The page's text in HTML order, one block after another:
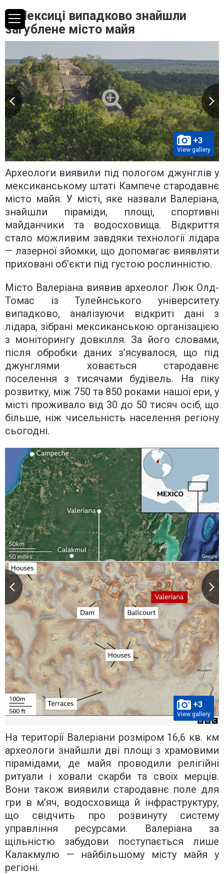
У Мексиці випадково знайшли
загублене місто майя
+3
View gallery
Археологи виявили під пологом джунглів у
мексиканському штаті Кампече стародавнє
місто майя. У місті, яке назвали Валеріана,
знайшли піраміди, площі, спортивні
майданчики та водосховища. Відкриття
стало можливим завдяки технології лідара
— лазерної зйомки, що допомагає виявляти
приховані об’єкти під густою рослинністю.
Місто Валеріана виявив археолог Люк Олд-
Томас із Тулейнського університету
випадково, аналізуючи відкриті дані з
лідара, зібрані мексиканською організацією
з моніторингу довкілля. За його словами,
після обробки даних з’ясувалося, що під
джунглями ховається стародавнє
поселення з тисячами будівель. На піку
розвитку, між 750 та 850 роками нашої ери, у
місті проживало від 30 до 50 тисяч осіб, що
більше, ніж чисельність населення регіону
сьогодні.
+3
View gallery
На території Валеріани розміром 16,6 кв. км
археологи знайшли дві площі з храмовими
пірамідами, де майя проводили релігійні
ритуали і ховали скарби та своїх мерців.
Вони також виявили стародавнє поле для
гри в м’яч, водосховища й інфраструктуру,
що свідчить про розвинуту систему
управління ресурсами. Валеріана за
щільністю забудови поступається лише
Калакмулю — найбільшому місту майя у
регіоні.